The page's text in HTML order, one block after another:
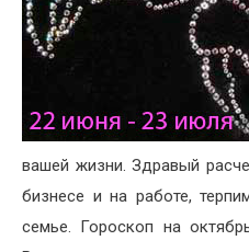
вашей жизни. Здравый
бизнесе и на работе,
семье. Гороскоп на